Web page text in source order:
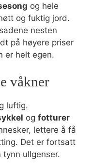
og hele
og fuktig jord.
nesten
på høyere priser
er helt egen.
våkner
luftig.
og fotturer
lettere å få
Det er fortsatt
tynn ullgenser.